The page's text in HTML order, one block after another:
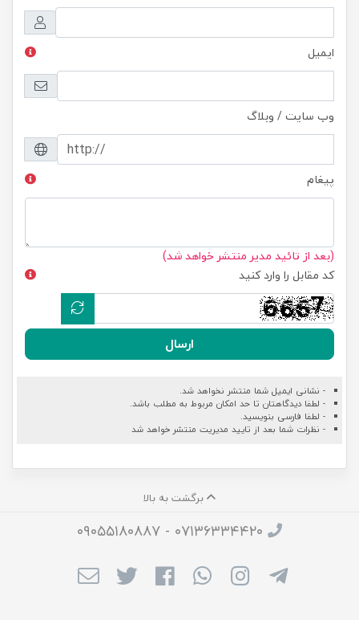
ایمیل
وب سایت / وبلاگ
پیغام
(بعد از تائید مدیر منتشر خواهد شد)
کد مقابل را وارد کنید
ارسال
- نشانی ایمیل شما منتشر نخواهد شد.
- لطفا دیدگاهتان تا حد امکان مربوط به مطلب باشد.
- لطفا فارسی بنویسید.
- نظرات شما بعد از تایید مدیریت منتشر خواهد شد
برگشت به بالا
۰۷۱۳۶۳۳۴۴۲۰ - ۰۹۰۵۵۱۸۰۸۸۷